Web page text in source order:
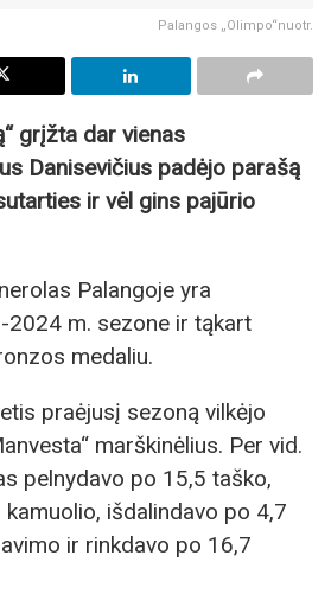
Palangos „Olimpo“nuotr.
grįžta dar vienas
Danisevičius padėjo parašą
ir vėl gins pajūrio
Palangoje yra
2024 m. sezone ir tąkart
medaliu.
praėjusį sezoną vilkėjo
marškinėlius. Per vid.
pelnydavo po 15,5 taško,
išdalindavo po 4,7
ir rinkdavo po 16,7